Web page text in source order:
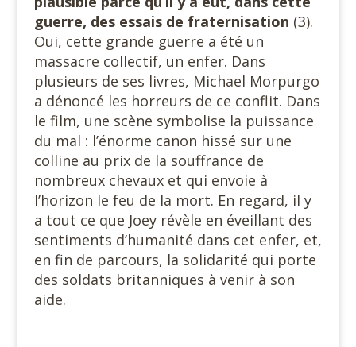
guerre, des essais de fraternisation (3).
Oui, cette grande guerre a été un
massacre collectif, un enfer. Dans
plusieurs de ses livres, Michael Morpurgo
a dénoncé les horreurs de ce conflit. Dans
le film, une scène symbolise la puissance
du mal : l’énorme canon hissé sur une
colline au prix de la souffrance de
nombreux chevaux et qui envoie à
l’horizon le feu de la mort. En regard, il y
a tout ce que Joey révèle en éveillant des
sentiments d’humanité dans cet enfer, et,
en fin de parcours, la solidarité qui porte
des soldats britanniques à venir à son
aide.